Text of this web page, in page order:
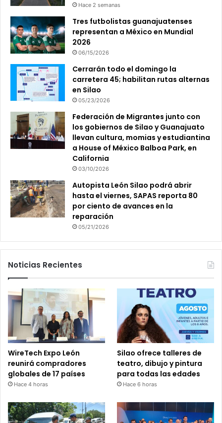
Hace 2 semanas
Tres futbolistas guanajuatenses
representan a México en Mundial
2026
06/15/2026
Cerrarán todo el domingo la
carretera 45; habilitan rutas alternas
en Silao
05/23/2026
Federación de Migrantes junto con
los gobiernos de Silao y Guanajuato
llevan cultura, momias y estudiantina
a House of México Balboa Park, en
California
03/10/2026
Autopista León Silao podrá abrir
hasta el viernes, SAPAS reporta 80
por ciento de avances en la
reparación
05/21/2026
Noticias Recientes
WireTech Expo León
reunirá compradores
globales de 17 países
Hace 4 horas
Silao ofrece talleres de
teatro, dibujo y pintura
para todas las edades
Hace 6 horas